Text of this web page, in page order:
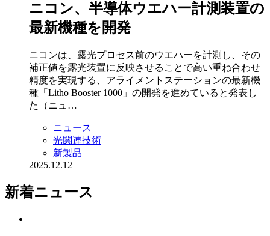
ニコン、半導体ウエハー計測装置の
最新機種を開発
ニコンは、露光プロセス前のウエハーを計測し、その
補正値を露光装置に反映させることで高い重ね合わせ
精度を実現する、アライメントステーションの最新機
種「Litho Booster 1000」の開発を進めていると発表し
た（ニュ…
ニュース
光関連技術
新製品
2025.12.12
新着ニュース